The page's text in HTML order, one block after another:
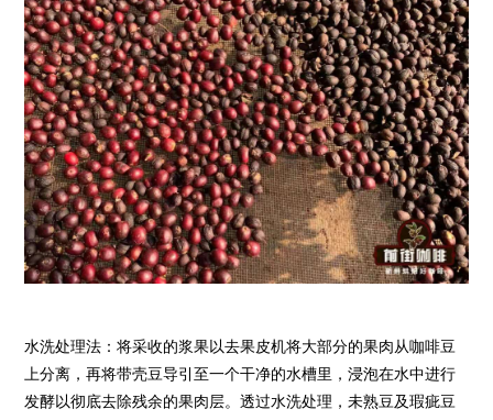
水洗处理法：将采收的浆果以去果皮机将大部分的果肉从咖啡豆
上分离，再将带壳豆导引至一个干净的水槽里，浸泡在水中进行
发酵以彻底去除残余的果肉层。透过水洗处理，未熟豆及瑕疵豆